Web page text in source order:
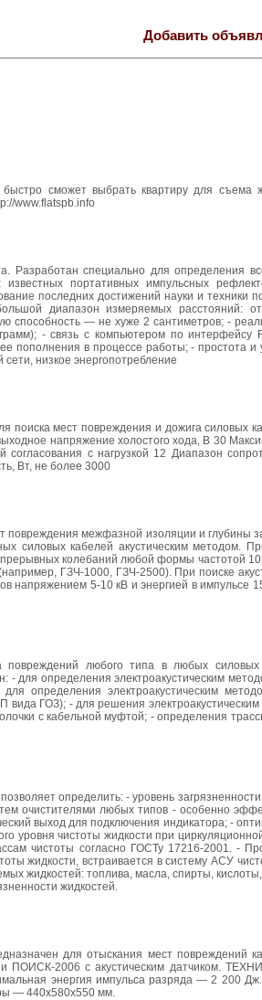
Добавить
сможет выбрать квартиру для съема
www.flatspb.info
специально для определения
портативных импульсных
последних достижений науки и техники
диапазон измеряемых расстояний:
способность — не хуже 2 сантиметров; -
- связь с компьютером по интерфейсу
пополнения в процессе работы; - простота и
низкое энергопотребление
поиска мест повреждения и дожига силовых
напряжение холостого хода, В 30
с нагрузкой 12 Диапазон
Вт, не более 3000
повреждения межфазной изоляции и глубины
силовых кабелей акустическим методом.
колебаний любой формы частотой
ГЗЧ-1000, ГЗЧ-2500). При поиске
напряжением 5-10 кВ и энергией в импульсе
любого типа в любых силовых
для определения электроакустическим
определения электроакустическим
ГОЗ); - для решения
с кабельной муфтой; - определения
определить: - уровень
очистителями любых типов - особенно
выход для подключения индикатора; -
уровня чистоты жидкости при
чистоты согласно ГОСТу 17216-2001. -
жидкости, встраивается в систему АСУ
жидкостей: топлива, масла, спирты,
жидкостей.
для отыскания мест повреждений
ПОИСК-2006 с акустическим датчиком.
энергия импульса разряда — 2 200
— 440х580х550 мм.